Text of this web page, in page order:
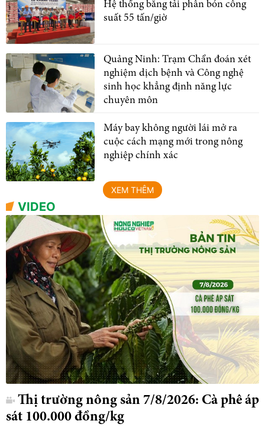
Hệ thống băng tải phân bón công
suất 55 tấn/giờ
Quảng Ninh: Trạm Chẩn đoán xét
nghiệm dịch bệnh và Công nghệ
sinh học khẳng định năng lực
chuyên môn
Máy bay không người lái mở ra
cuộc cách mạng mới trong nông
nghiệp chính xác
XEM THÊM
VIDEO
Thị trường nông sản 7/8/2026: Cà phê áp
sát 100.000 đồng/kg